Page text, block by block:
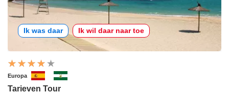
Ik was daar Ik wil daar naar toe
Europa
Tarieven Tour